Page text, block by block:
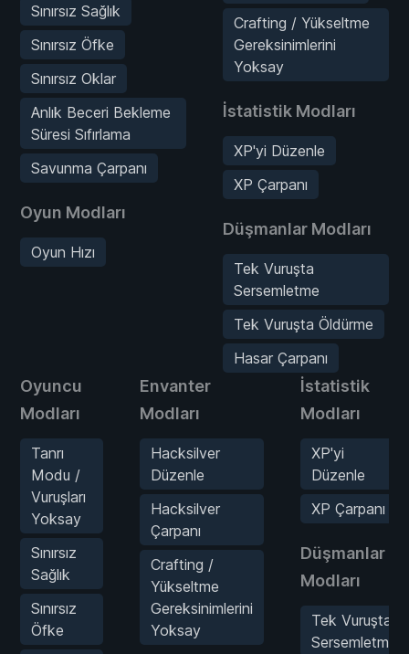
Sınırsız Sağlık
Sınırsız Öfke
Sınırsız Oklar
Anlık Beceri Bekleme
Süresi Sıfırlama
Savunma Çarpanı
Oyun Modları
Oyun Hızı
Crafting / Yükseltme
Gereksinimlerini
Yoksay
İstatistik Modları
XP'yi Düzenle
XP Çarpanı
Düşmanlar Modları
Tek Vuruşta
Sersemletme
Tek Vuruşta Öldürme
Hasar Çarpanı
Oyuncu
Modları
Tanrı
Modu /
Vuruşları
Yoksay
Sınırsız
Sağlık
Sınırsız
Öfke
Envanter
Modları
Hacksilver
Düzenle
Hacksilver
Çarpanı
Crafting /
Yükseltme
Gereksinimlerini
Yoksay
İstatistik
Modları
XP'yi
Düzenle
XP Çarpanı
Düşmanlar
Modları
Tek Vuruşta
Sersemletme